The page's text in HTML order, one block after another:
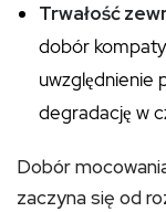
Trwałość
dobór
uwzględnienie
degradację w
Dobór
zaczyna się od